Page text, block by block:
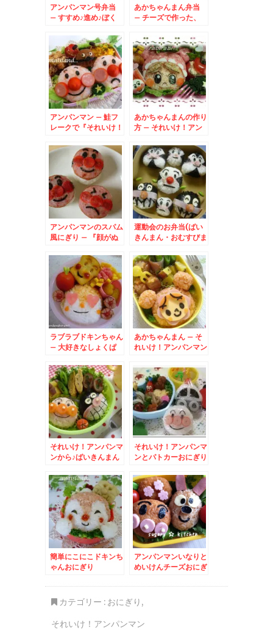
アンパンマン号弁当
– すすめ♪進め♪ぼく
あかちゃんまん弁当
– チーズで作った、
アンパンマン – 鮭フ
レークで『それいけ！
あかちゃんまんの作り
方 – それいけ！アン
アンパンマンのスパム
風にぎり – 『顔がぬ
運動会のお弁当(ばい
きんまん・おむすびま
ラブラブドキンちゃん
– 大好きなしょくぱ
あかちゃんまん – そ
れいけ！アンパンマン
それいけ！アンパンマ
ンから♪ばいきんまん
いきんまん★
それいけ！アンパンマ
ンとパトカーおにぎり
簡単にこにこドキンち
ゃんおにぎり
アンパンマンいなりと
めいけんチーズおにぎ
カテゴリー : おにぎり ,
それいけ！アンパンマン